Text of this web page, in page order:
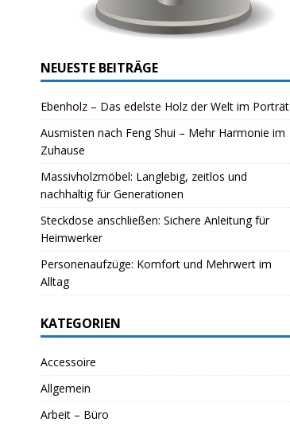
NEUESTE BEITRÄGE
Ebenholz – Das edelste Holz der Welt im Porträt
Ausmisten nach Feng Shui – Mehr Harmonie im
Zuhause
Massivholzmöbel: Langlebig, zeitlos und
nachhaltig für Generationen
Steckdose anschließen: Sichere Anleitung für
Heimwerker
Personenaufzüge: Komfort und Mehrwert im
Alltag
KATEGORIEN
Accessoire
Allgemein
Arbeit – Büro